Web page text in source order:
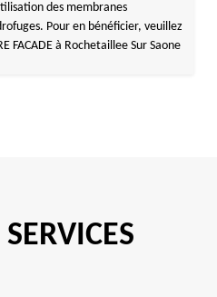
des membranes
Pour en bénéficier, veuillez
FACADE à Rochetaillee Sur Saone